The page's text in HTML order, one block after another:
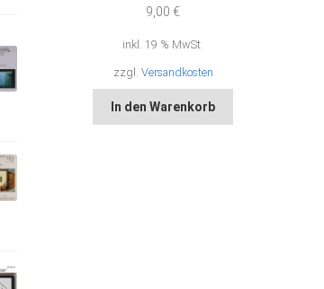
9,00 €
inkl. 19 % MwSt.
zzgl. Versandkosten
In den Warenkorb